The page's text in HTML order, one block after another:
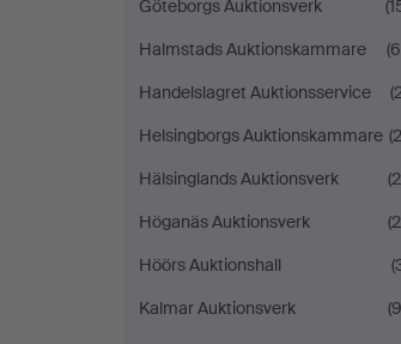
Göteborgs Auktionsverk
Halmstads Auktionskammare
Handelslagret Auktionsservice
Helsingborgs Auktionskammare
Hälsinglands Auktionsverk
Höganäs Auktionsverk
Höörs Auktionshall
Kalmar Auktionsverk